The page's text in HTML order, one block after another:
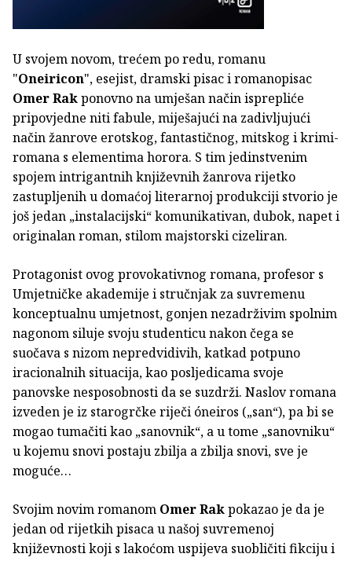
U svojem novom, trećem po redu, romanu
"Oneiricon", esejist, dramski pisac i romanopisac
Omer Rakponovno na umješan način isprepliće
pripovjedne niti fabule, miješajući na zadivljujući
način žanrove erotskog, fantastičnog, mitskog i krimi-
romana s elementima horora. S tim jedinstvenim
spojem intrigantnih književnih žanrova rijetko
zastupljenih u domaćoj literarnoj produkciji stvorio je
još jedan „instalacijski“ komunikativan, dubok, napet i
originalan roman, stilom majstorski cizeliran.
Protagonist ovog provokativnog romana, profesor s
Umjetničke akademije i stručnjak za suvremenu
konceptualnu umjetnost, gonjen nezadrživim spolnim
nagonom siluje svoju studenticu nakon čega se
suočava s nizom nepredvidivih, katkad potpuno
iracionalnih situacija, kao posljedicama svoje
panovske nesposobnosti da se suzdrži. Naslov romana
izveden je iz starogrčke riječi óneiros („san“), pa bi se
mogao tumačiti kao „sanovnik“, a u tome „sanovniku“
u kojemu snovi postaju zbilja a zbilja snovi, sve je
moguće…
Svojim novim romanom Omer Rakpokazao je da je
jedan od rijetkih pisaca u našoj suvremenoj
književnosti koji s lakoćom uspijeva suobličiti fikciju i